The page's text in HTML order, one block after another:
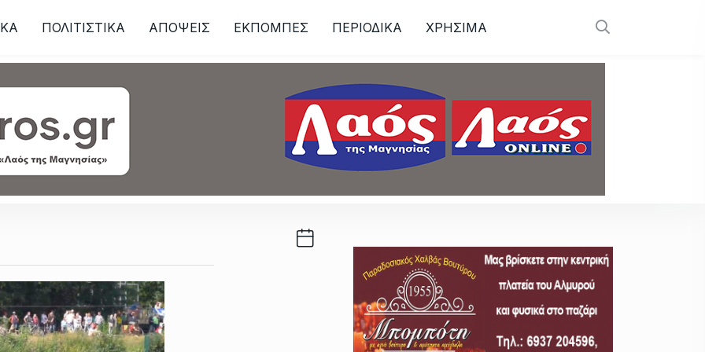
ΠΟΛΙΤΙΣΤΙΚΑ ΑΠΟΨΕΙΣ ΕΚΠΟΜΠΕΣ ΠΕΡΙΟΔΙΚΑ ΧΡΗΣΙΜΑ